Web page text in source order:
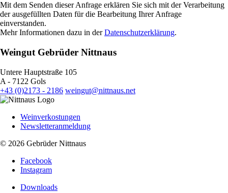
Mit dem Senden dieser Anfrage erklären Sie sich mit der Verarbeitung
der ausgefüllten Daten für die Bearbeitung Ihrer Anfrage
einverstanden.
Mehr Informationen dazu in derDatenschutzerklärung.
Weingut Gebrüder Nittnaus
Untere Hauptstraße 105
A - 7122 Gols
+43 (0)2173 - 2186 weingut@nittnaus.net
Weinverkostungen
Newsletteranmeldung
© 2026 Gebrüder Nittnaus
Facebook
Instagram
Downloads